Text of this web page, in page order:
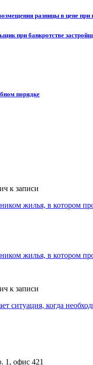
разницы в цене при
при банкротстве
порядке
к записи
жилья, в котором
жилья, в котором
к записи
ситуация, когда
1, офис 421